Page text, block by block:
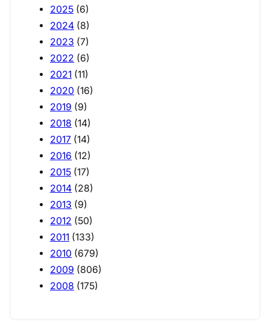
2025 (6)
2024 (8)
2023 (7)
2022 (6)
2021 (11)
2020 (16)
2019 (9)
2018 (14)
2017 (14)
2016 (12)
2015 (17)
2014 (28)
2013 (9)
2012 (50)
2011 (133)
2010 (679)
2009 (806)
2008 (175)